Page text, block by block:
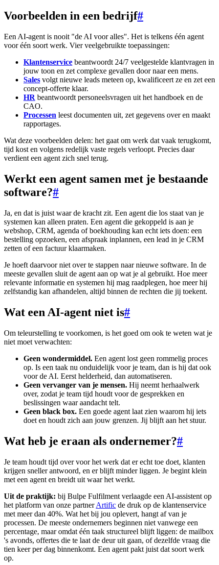
Voorbeelden in een bedrijf#
Een AI-agent is nooit "de AI voor alles". Het is telkens één agent
voor één soort werk. Vier veelgebruikte toepassingen:
Klantenservice beantwoordt 24/7 veelgestelde klantvragen in
jouw toon en zet complexe gevallen door naar een mens.
Sales volgt nieuwe leads meteen op, kwalificeert ze en zet een
concept-offerte klaar.
HR beantwoordt personeelsvragen uit het handboek en de
CAO.
Processen leest documenten uit, zet gegevens over en maakt
rapportages.
Wat deze voorbeelden delen: het gaat om werk dat vaak terugkomt,
tijd kost en volgens redelijk vaste regels verloopt. Precies daar
verdient een agent zich snel terug.
Werkt een agent samen met je bestaande
software?#
Ja, en dat is juist waar de kracht zit. Een agent die los staat van je
systemen kan alleen praten. Een agent die gekoppeld is aan je
webshop, CRM, agenda of boekhouding kan echt iets doen: een
bestelling opzoeken, een afspraak inplannen, een lead in je CRM
zetten of een factuur klaarmaken.
Je hoeft daarvoor niet over te stappen naar nieuwe software. In de
meeste gevallen sluit de agent aan op wat je al gebruikt. Hoe meer
relevante informatie en systemen hij mag raadplegen, hoe meer hij
zelfstandig kan afhandelen, altijd binnen de rechten die jij toekent.
Wat een AI-agent niet is#
Om teleurstelling te voorkomen, is het goed om ook te weten wat je
niet moet verwachten:
Geen wondermiddel. Een agent lost geen rommelig proces
op. Is een taak nu onduidelijk voor je team, dan is hij dat ook
voor de AI. Eerst helderheid, dan automatiseren.
Geen vervanger van je mensen. Hij neemt herhaalwerk
over, zodat je team tijd houdt voor de gesprekken en
beslissingen waar aandacht telt.
Geen black box. Een goede agent laat zien waarom hij iets
doet en houdt zich aan jouw grenzen. Jij blijft aan het stuur.
Wat heb je eraan als ondernemer?#
Je team houdt tijd over voor het werk dat er echt toe doet, klanten
krijgen sneller antwoord, en er blijft minder liggen. Je begint klein
met een agent en breidt uit waar het werkt.
Uit de praktijk: bij Bulpe Fulfilment verlaagde een AI-assistent op
het platform van onze partnerArtific de druk op de klantenservice
met meer dan 40%. Wat het bij jou oplevert, hangt af van je
processen. De meeste ondernemers beginnen niet vanwege een
percentage, maar omdat één taak structureel blijft liggen: de mailbox
's avonds, offertes die te laat de deur uit gaan, of dezelfde vraag die
tien keer per dag binnenkomt. Een agent pakt juist dat soort werk
op.